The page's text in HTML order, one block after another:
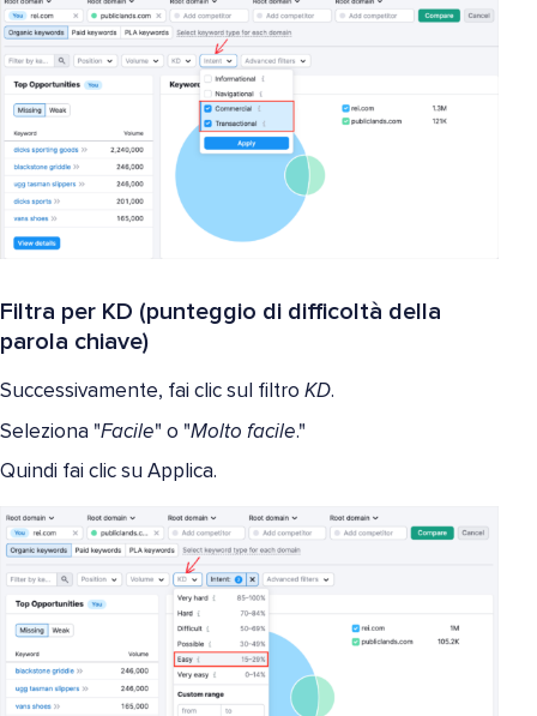
Filtra per KD (punteggio di difficoltà della
parola chiave)
Successivamente, fai clic sul filtro KD.
Seleziona "Facile" o "Molto facile."
Quindi fai clic su Applica.